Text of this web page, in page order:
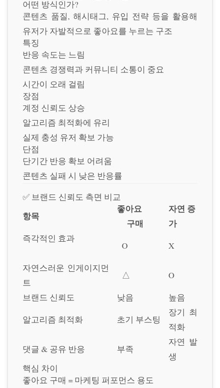
어떤 방식인가?
콘텐츠 품질, 해시태그, 유입 전략 등을 활용해
유저가 자발적으로 좋아요를 누르는 구조
특징
반응 속도는 느림
콘텐츠 경쟁력과 커뮤니티 소통이 중요
시간이 오래 걸림
장점
계정 신뢰도 상승
알고리즘 최적화에 유리
실제 충성 유저 확보 가능
단점
단기간 반응 확보 어려움
콘텐츠 실패 시 낮은 반응률
✅ 브랜드 신뢰도 측면 비교
항목
좋아요
구매
자연 증
가
즉각적인 효과
O
X
자연스러운 인게이지먼
트
△
O
브랜드 신뢰도
낮음
높음
알고리즘 최적화
초기 부스팅
장기 최
적화
댓글 & 공유 반응
부족
자연 발
생
핵심 차이
좋아요 구매 = 마케팅 퍼포먼스 용도